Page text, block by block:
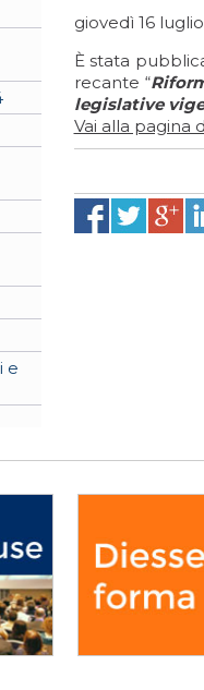
e
giovedì 16
È stata
recante “
legislative
Vai alla pagina